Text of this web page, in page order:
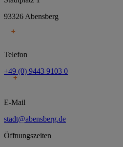
93326 Abensberg
Telefon
+49 (0) 9443 9103 0
E-Mail
stadt@abensberg.de
Öffnungszeiten